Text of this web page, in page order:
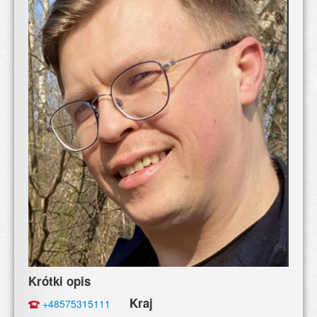
Krótki opis
+48575315111
Kraj